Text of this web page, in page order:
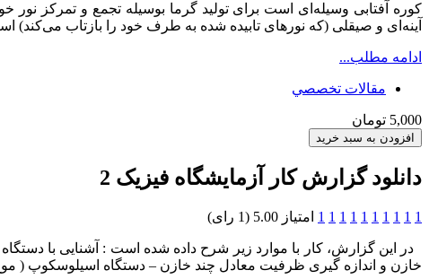
کوره آفتابی وسیله‌ای است برای تولید گرما بوسیله تجمع و تمرکز
آینه‌ای و صیقلی (که نورهای تابیده شده به طرف خود را بازتاب می‌کند)
ادامه مطلب...
مقالات تخصصي
5,000 تومان
دانلود گزارش کار آزمایشگاه فیزیک 2
1
1
1
1
1
1
1
1
1
1 امتیاز 5.00 (1 رای)
خازن و اندازه گیری ظرفیت معادل چند خازن – دستگاه اسیلوسکوپ (